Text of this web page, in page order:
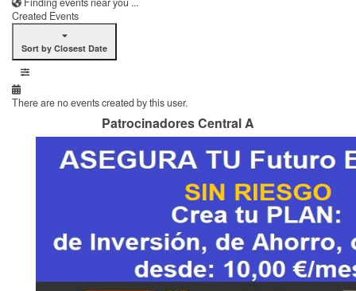
Created Events
Sort by Closest Date
There are no events created by this user.
Patrocinadores Central A